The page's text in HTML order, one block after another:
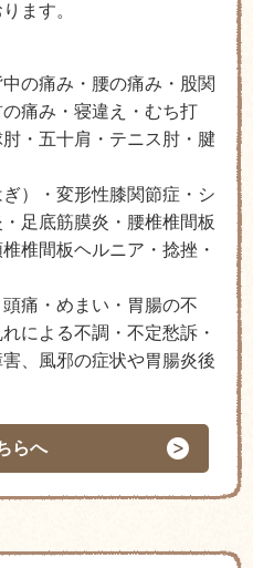
ます。
の痛み・腰の痛み・股関
痛み ・寝違え・むち打
肘・五十肩・テニス肘 ・腱
）・変形性膝関節症・シ
・足底筋膜炎・腰椎椎間板
椎間板ヘルニア・捻挫・
痛・めまい・胃腸の不
による不調・不定愁訴 ・
、風邪の症状や胃腸炎後
らへ